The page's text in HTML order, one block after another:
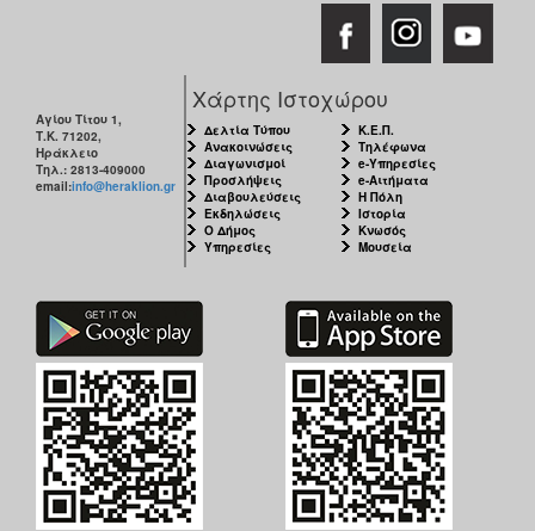
ΠΟΛΙΤΙΣΜΟΣ
ΑΝΘΕΚΤΙΚΗ
ΠΟΛΗ
Αγίου Τίτου 1,
Τ.Κ. 71202,
Ηράκλειο
Τηλ.: 2813-409000
email:info@heraklion.gr
Χάρτης Ιστοχώρου
Δελτία Τύπου
Ανακοινώσεις
Διαγωνισμοί
Προσλήψεις
Διαβουλεύσεις
Εκδηλώσεις
Ο Δήμος
Υπηρεσίες
Κ.Ε.Π.
Τηλέφωνα
e-Υπηρεσίες
e-Αιτήματα
Η Πόλη
Ιστορία
Κνωσός
Μουσεία